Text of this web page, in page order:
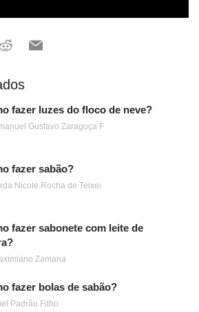
fazer luzes do floco de neve?
Gustavo Zaragoça F
fazer sabão?
Nicole Rocha de Teixei
fazer sabonete com leite de
Zamana
fazer bolas de sabão?
Padrão Filho